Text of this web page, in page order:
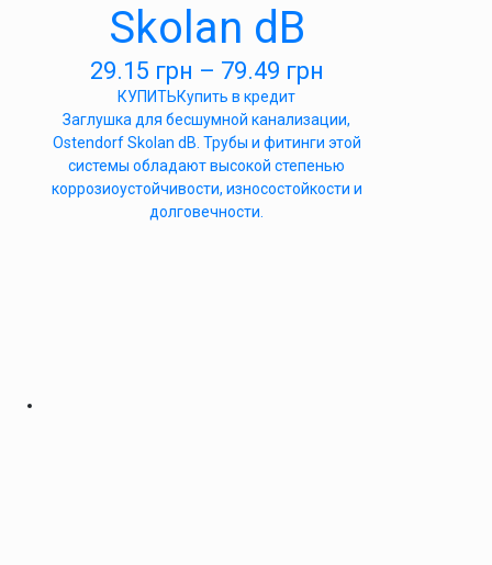
Skolan dB
29.15 грн – 79.49 грн
КУПИТЬКупить в кредит
Заглушка для бесшумной канализации,
Ostendorf Skolan dB. Трубы и фитинги этой
системы обладают высокой степенью
коррозиоустойчивости, износостойкости и
долговечности.